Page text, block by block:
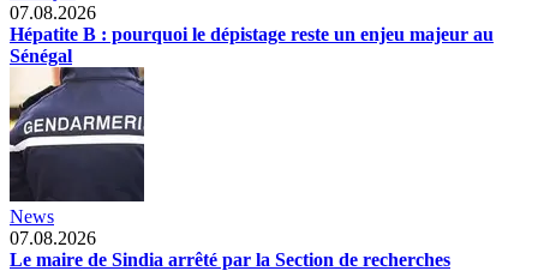
07.08.2026
Hépatite B : pourquoi le dépistage reste un enjeu majeur au
Sénégal
News
07.08.2026
Le maire de Sindia arrêté par la Section de recherches